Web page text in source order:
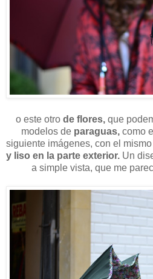
o este otro de flores, que
modelos de paraguas, como
siguiente imágenes, con el mismo
y liso en la parte exterior. Un
a simple vista, que me